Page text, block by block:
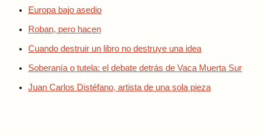
Europa bajo asedio
Roban, pero hacen
Cuando destruir un libro no destruye una idea
Soberanía o tutela: el debate detrás de Vaca Muerta Sur
Juan Carlos Distéfano, artista de una sola pieza